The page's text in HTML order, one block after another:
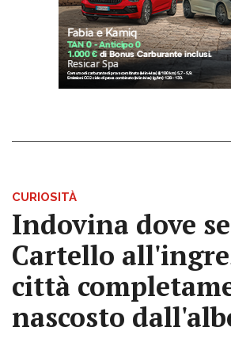
CURIOSITÀ
Indovina dove
Cartello
città
nascosto